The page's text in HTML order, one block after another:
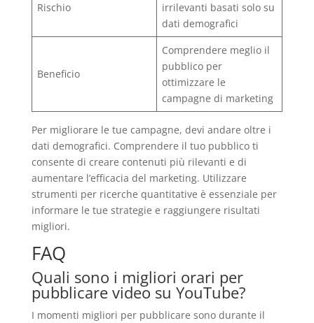
Rischio
irrilevanti basati solo su
dati demografici
Beneficio
Comprendere meglio il
pubblico per
ottimizzare le
campagne di marketing
Per migliorare le tue campagne, devi andare oltre i
dati demografici. Comprendere il tuo pubblico ti
consente di creare contenuti più rilevanti e di
aumentare l’efficacia del marketing. Utilizzare
strumenti per ricerche quantitative è essenziale per
informare le tue strategie e raggiungere risultati
migliori.
FAQ
Quali sono i migliori orari per
pubblicare video su YouTube?
I momenti migliori per pubblicare sono durante il